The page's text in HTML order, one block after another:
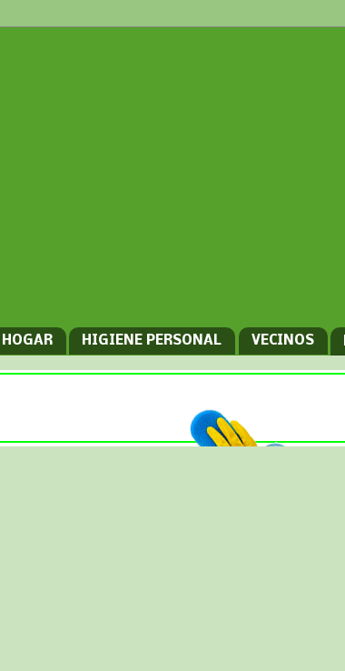
HOGAR HIGIENE PERSONAL VECINOS